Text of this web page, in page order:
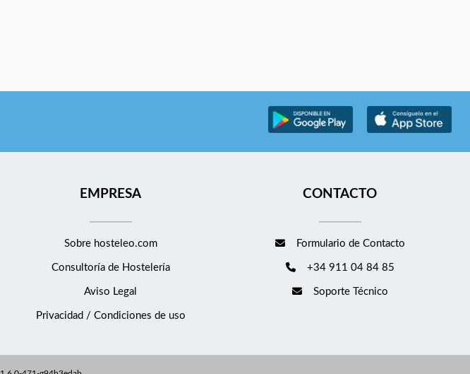
EMPRESA
Sobre hosteleo.com
Consultoría de Hostelería
Aviso Legal
Privacidad / Condiciones de uso
CONTACTO
Formulario de Contacto
+34 911 04 84 85
Soporte Técnico